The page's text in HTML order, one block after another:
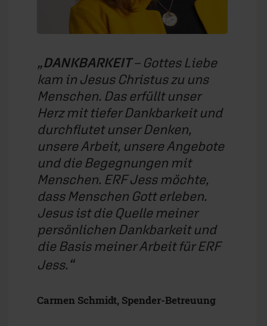
DANKBARKEIT– Gottes Liebe
kam in Jesus Christus zu uns
Menschen. Das erfüllt unser
Herz mit tiefer Dankbarkeit und
durchflutet unser Denken,
unsere Arbeit, unsere Angebote
und die Begegnungen mit
Menschen. ERF Jess möchte,
dass Menschen Gott erleben.
Jesus ist die Quelle meiner
persönlichen Dankbarkeit und
die Basis meiner Arbeit für ERF
Jess.
Carmen Schmidt, Spender-Betreuung